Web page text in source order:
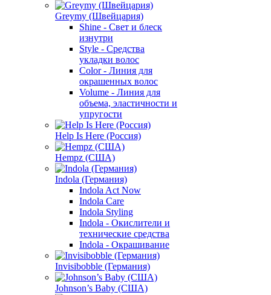
Greymy (Швейцария)
Shine - Свет и блеск
изнутри
Style - Средства
укладки волос
Color - Линия для
окрашенных волос
Volume - Линия для
объема, эластичности и
упругости
Help Is Here (Россия)
Hempz (США)
Indola (Германия)
Indola Act Now
Indola Care
Indola Styling
Indola - Окислители и
технические средства
Indola - Окрашивание
Invisibobble (Германия)
Johnson’s Baby (США)